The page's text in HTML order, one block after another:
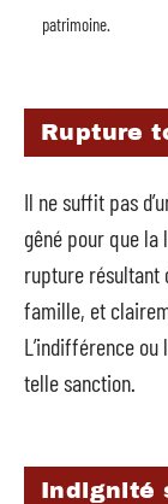
patrimoine.
Rupture
Il ne suffit pas
gêné pour que la
rupture résultant
famille, et
L’indifférence
telle sanction.
Indignité